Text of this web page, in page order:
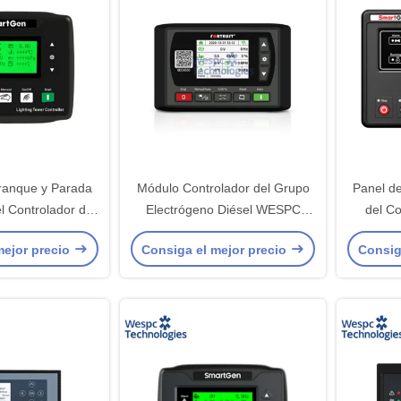
y Parada
Controlador de
WESPC
ALC404
precio
Módulo Controlador del Grupo
Electrógeno Diésel WESPC
Original GEC4510 con Panel de
Arranque Automático
Consiga el mejor precio
Panel
del